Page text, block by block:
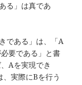
る」は真であ
である」は、「A
要である」と書
Aを実現でき
実際にBを行う